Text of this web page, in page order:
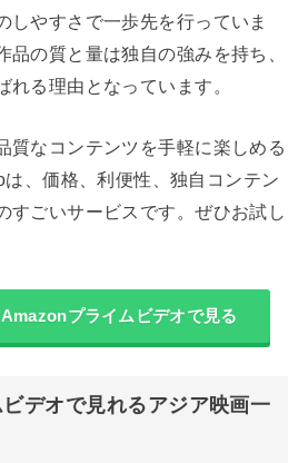
しやすさで一歩先を行っていま
品の質と量は独自の強みを持ち、
れる理由となっています。
質なコンテンツを手軽に楽しめる
、価格、利便性、独自コンテン
すごいサービスです。ぜひお試し
Amazonプライムビデオで見る
デオで見れるアジア映画一